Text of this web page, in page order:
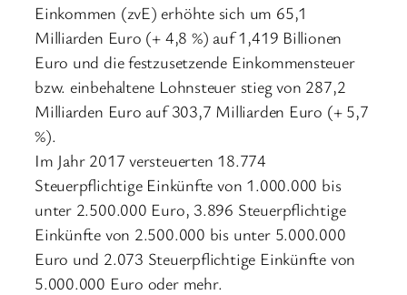
Einkommen (zvE) erhöhte sich um 65,1
Milliarden Euro (+ 4,8 %) auf 1,419 Billionen
Euro und die festzusetzende Einkommensteuer
bzw. einbehaltene Lohnsteuer stieg von 287,2
Milliarden Euro auf 303,7 Milliarden Euro (+ 5,7
%).
Im Jahr 2017 versteuerten 18.774
Steuerpflichtige Einkünfte von 1.000.000 bis
unter 2.500.000 Euro, 3.896 Steuerpflichtige
Einkünfte von 2.500.000 bis unter 5.000.000
Euro und 2.073 Steuerpflichtige Einkünfte von
5.000.000 Euro oder mehr.